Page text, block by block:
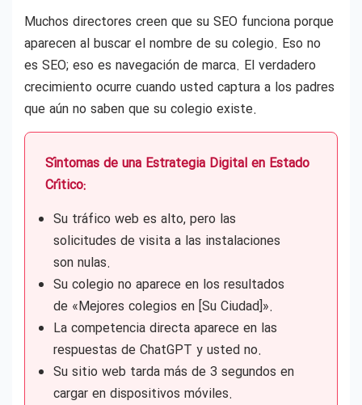
Muchos directores creen que su SEO funciona porque
aparecen al buscar el nombre de su colegio. Eso no
es SEO; eso es navegación de marca. El verdadero
crecimiento ocurre cuando usted captura a los padres
que aún no saben que su colegio existe.
Síntomas de una Estrategia Digital en Estado
Crítico:
Su tráfico web es alto, pero las
solicitudes de visita a las instalaciones
son nulas.
Su colegio no aparece en los resultados
de «Mejores colegios en [Su Ciudad]».
La competencia directa aparece en las
respuestas de ChatGPT y usted no.
Su sitio web tarda más de 3 segundos en
cargar en dispositivos móviles.